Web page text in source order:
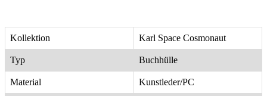
Kollektion Karl Space Cosmonaut
Typ Buchhülle
Material Kunstleder/PC